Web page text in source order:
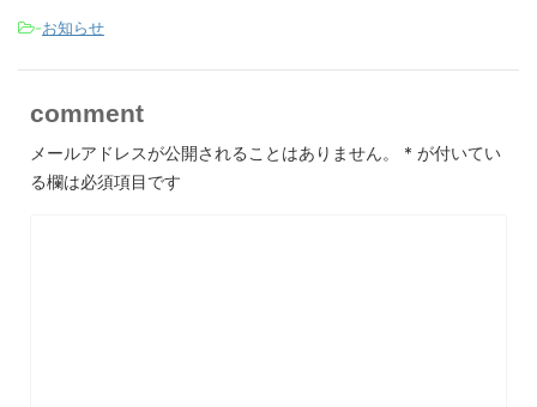
-お知らせ
comment
メールアドレスが公開されることはありません。 * が付いてい
る欄は必須項目です